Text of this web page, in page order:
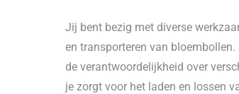
Jij bent bezig met diverse
en transporteren van
de verantwoordelijkheid over
je zorgt voor het laden en lossen